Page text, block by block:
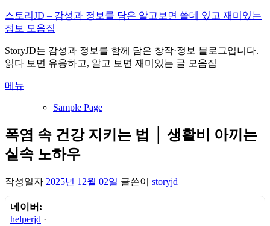
내
용
로
바
가
스토리JD – 감성과 정보를 담은 알고보면 쓸데 있고 재미있는
정보 모음집
StoryJD는 감성과 정보를 함께 담은 창작·정보 블로그입니다.
읽다 보면 유용하고, 알고 보면 재미있는 글 모음집
메뉴
Sample Page
폭염 속 건강 지키는 법 │ 생활비 아끼는
실속 노하우
작성일자 2025년 12월 02일 글쓴이 storyjd
네이버:
helperjd ·